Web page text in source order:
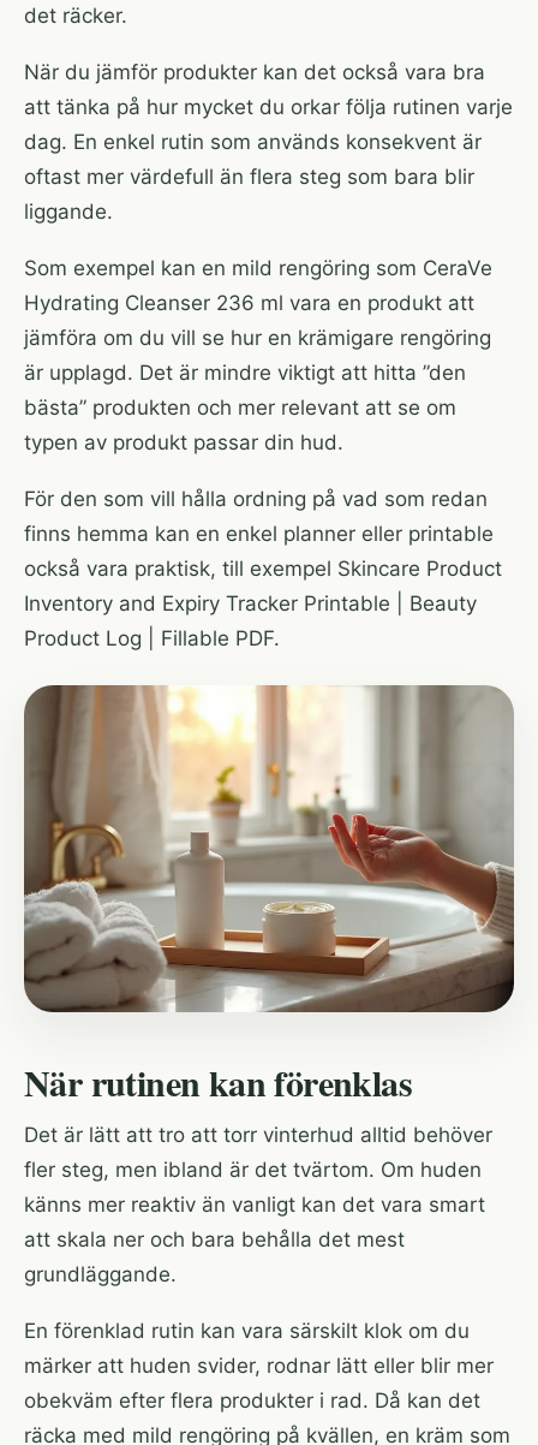
det räcker.
När du jämför produkter kan det också vara bra
att tänka på hur mycket du orkar följa rutinen varje
dag. En enkel rutin som används konsekvent är
oftast mer värdefull än flera steg som bara blir
liggande.
Som exempel kan en mild rengöring som CeraVe
Hydrating Cleanser 236 ml vara en produkt att
jämföra om du vill se hur en krämigare rengöring
är upplagd. Det är mindre viktigt att hitta ”den
bästa” produkten och mer relevant att se om
typen av produkt passar din hud.
För den som vill hålla ordning på vad som redan
finns hemma kan en enkel planner eller printable
också vara praktisk, till exempel Skincare Product
Inventory and Expiry Tracker Printable | Beauty
Product Log | Fillable PDF.
När rutinen kan förenklas
Det är lätt att tro att torr vinterhud alltid behöver
fler steg, men ibland är det tvärtom. Om huden
känns mer reaktiv än vanligt kan det vara smart
att skala ner och bara behålla det mest
grundläggande.
En förenklad rutin kan vara särskilt klok om du
märker att huden svider, rodnar lätt eller blir mer
obekväm efter flera produkter i rad. Då kan det
räcka med mild rengöring på kvällen, en kräm som